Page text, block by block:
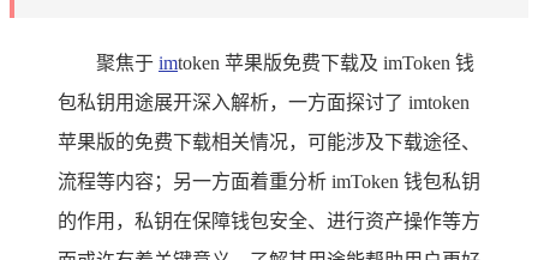
聚焦于 imtoken 苹果版免费下载及 imToken 钱
包私钥用途展开深入解析，一方面探讨了 imtoken
苹果版的免费下载相关情况，可能涉及下载途径、
流程等内容；另一方面着重分析 imToken 钱包私钥
的作用，私钥在保障钱包安全、进行资产操作等方